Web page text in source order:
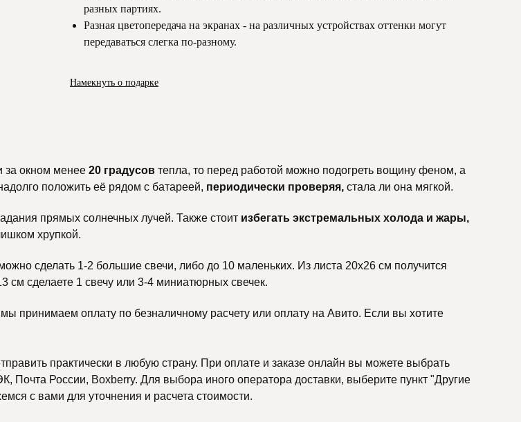
разных партиях.
Разная цветопередача на экранах - на различных устройствах оттенки могут
передаваться слегка по-разному.
Намекнуть о подарке
за окном менее 20 градусов тепла, то перед работой можно подогреть вощину феном, а
положить её рядом с батареей, периодически проверяя, стала ли она мягкой.
прямых солнечных лучей. Также стоит избегать экстремальных холода и жары,
хрупкой.
сделать 1-2 большие свечи, либо до 10 маленьких. Из листа 20х26 см получится
см сделаете 1 свечу или 3-4 миниатюрных свечек.
принимаем оплату по безналичному расчету или оплату на Авито. Если вы хотите
практически в любую страну. При оплате и заказе онлайн вы можете выбрать
Почта России, Boxberry. Для выбора иного оператора доставки, выберите пункт "Другие
с вами для уточнения и расчета стоимости.